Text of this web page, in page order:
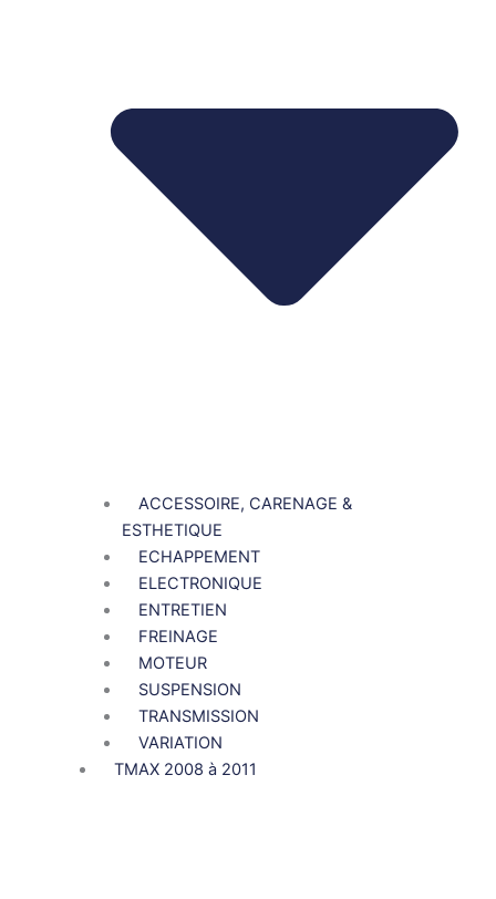
ACCESSOIRE, CARENAGE &
ESTHETIQUE
ECHAPPEMENT
ELECTRONIQUE
ENTRETIEN
FREINAGE
MOTEUR
SUSPENSION
TRANSMISSION
VARIATION
TMAX 2008 à 2011